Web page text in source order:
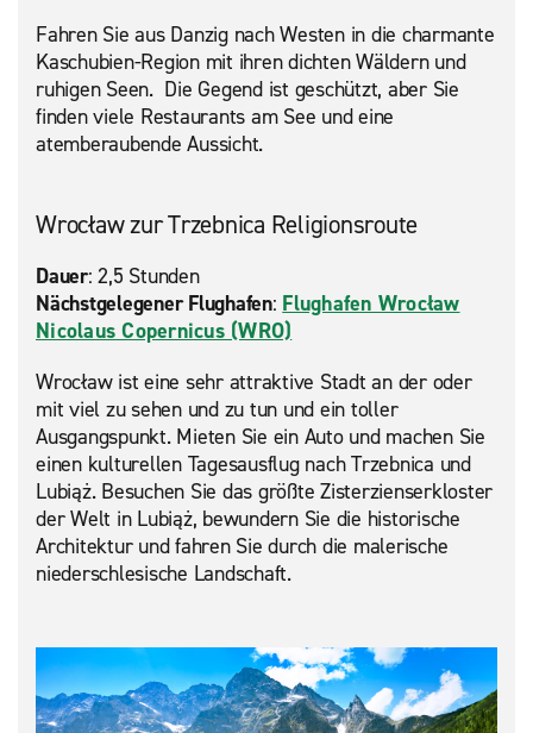
Fahren Sie aus Danzig nach Westen in die charmante
Kaschubien-Region mit ihren dichten Wäldern und
ruhigen Seen. Die Gegend ist geschützt, aber Sie
finden viele Restaurants am See und eine
atemberaubende Aussicht.
Wrocław zur Trzebnica Religionsroute
Dauer: 2,5 Stunden
Nächstgelegener Flughafen: Flughafen Wrocław
Nicolaus Copernicus (WRO)
Wrocław ist eine sehr attraktive Stadt an der oder
mit viel zu sehen und zu tun und ein toller
Ausgangspunkt. Mieten Sie ein Auto und machen Sie
einen kulturellen Tagesausflug nach Trzebnica und
Lubiąż. Besuchen Sie das größte Zisterzienserkloster
der Welt in Lubiąż, bewundern Sie die historische
Architektur und fahren Sie durch die malerische
niederschlesische Landschaft.